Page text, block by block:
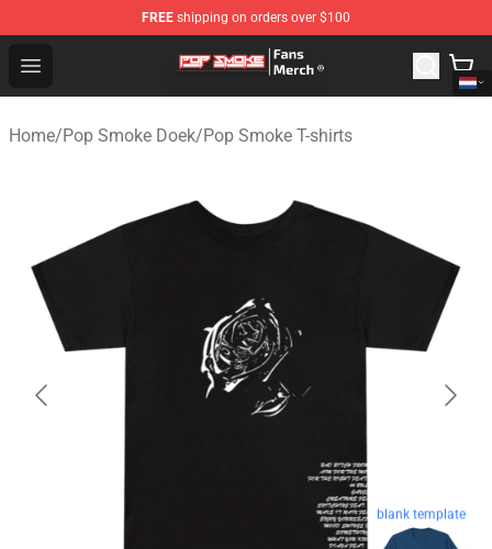
FREE shipping on orders over $100
Open menu
Pop Smoke Store - Official Pop Smoke Merchandise
Home/Pop Smoke Doek/Pop Smoke T-shirts
blank template